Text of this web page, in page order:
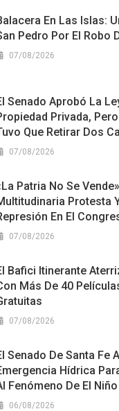
En Las Islas:
Pedro Por El Robo
07/08/2026
Senado Aprobó La
Privada,
Que Retirar Dos
07/08/2026
Patria No Se
Protesta
En El
07/08/2026
Bafici Itinerante
Más De 40
07/08/2026
Senado De Santa Fe
Hídrica
Fenómeno De El Niño
06/08/2026